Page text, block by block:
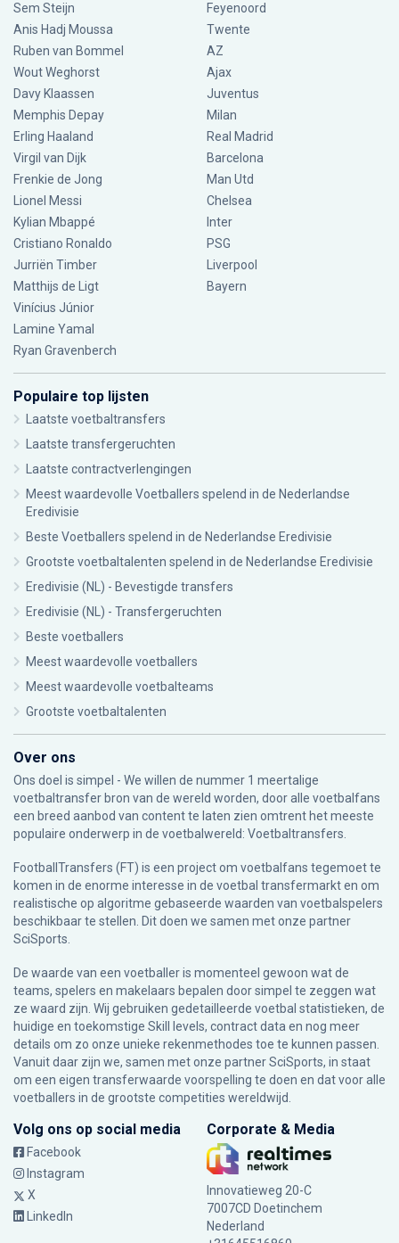
Sem Steijn
Anis Hadj Moussa
Ruben van Bommel
Wout Weghorst
Davy Klaassen
Memphis Depay
Erling Haaland
Virgil van Dijk
Frenkie de Jong
Lionel Messi
Kylian Mbappé
Cristiano Ronaldo
Jurriën Timber
Matthijs de Ligt
Vinícius Júnior
Lamine Yamal
Ryan Gravenberch
Feyenoord
Twente
AZ
Ajax
Juventus
Milan
Real Madrid
Barcelona
Man Utd
Chelsea
Inter
PSG
Liverpool
Bayern
Populaire top lijsten
Laatste voetbaltransfers
Laatste transfergeruchten
Laatste contractverlengingen
Meest waardevolle Voetballers spelend in de Nederlandse
Eredivisie
Beste Voetballers spelend in de Nederlandse Eredivisie
Grootste voetbaltalenten spelend in de Nederlandse Eredivisie
Eredivisie (NL) - Bevestigde transfers
Eredivisie (NL) - Transfergeruchten
Beste voetballers
Meest waardevolle voetballers
Meest waardevolle voetbalteams
Grootste voetbaltalenten
Over ons
Ons doel is simpel - We willen de nummer 1 meertalige
voetbaltransfer bron van de wereld worden, door alle voetbalfans
een breed aanbod van content te laten zien omtrent het meeste
populaire onderwerp in de voetbalwereld: Voetbaltransfers.
FootballTransfers (FT) is een project om voetbalfans tegemoet te
komen in de enorme interesse in de voetbal transfermarkt en om
realistische op algoritme gebaseerde waarden van voetbalspelers
beschikbaar te stellen. Dit doen we samen met onze partner
SciSports
De waarde van een voetballer is momenteel gewoon wat de
teams, spelers en makelaars bepalen door simpel te zeggen wat
ze waard zijn. Wij gebruiken gedetailleerde voetbal statistieken, de
huidige en toekomstige Skill levels, contract data en nog meer
details om zo onze unieke rekenmethodes toe te kunnen passen.
Vanuit daar zijn we, samen met onze partner SciSports, in staat
om een eigen transferwaarde voorspelling te doen en dat voor alle
voetballers in de grootste competities wereldwijd.
Volg ons op social media
Facebook
Instagram
X
LinkedIn
Corporate & Media
Innovatieweg 20-C
7007CD Doetinchem
Nederland